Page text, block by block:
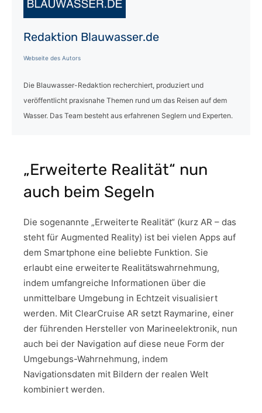
Redaktion Blauwasser.de
Webseite des Autors
Die Blauwasser-Redaktion recherchiert, produziert und
veröffentlicht praxisnahe Themen rund um das Reisen auf dem
Wasser. Das Team besteht aus erfahrenen Seglern und Experten.
„Erweiterte Realität“ nun
auch beim Segeln
Die sogenannte „Erweiterte Realität“ (kurz AR – das
steht für Augmented Reality) ist bei vielen Apps auf
dem Smartphone eine beliebte Funktion. Sie
erlaubt eine erweiterte Realitätswahrnehmung,
indem umfangreiche Informationen über die
unmittelbare Umgebung in Echtzeit visualisiert
werden. Mit ClearCruise AR setzt Raymarine, einer
der führenden Hersteller von Marineelektronik, nun
auch bei der Navigation auf diese neue Form der
Umgebungs-Wahrnehmung, indem
Navigationsdaten mit Bildern der realen Welt
kombiniert werden.